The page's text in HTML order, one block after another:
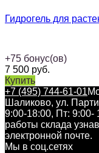
Гидрогель для
+75 бонус(ов)
7 500 руб.
Купить
+7 (495) 744-61-01
Шаликово, ул.
9:00-18:00, Пт:
работы склада
электронной почте.
Мы в соц.сетях